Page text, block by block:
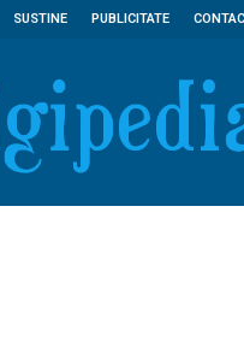
SUSTINE PUBLICITATE